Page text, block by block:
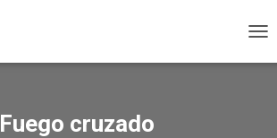
A
Fuego cruzado